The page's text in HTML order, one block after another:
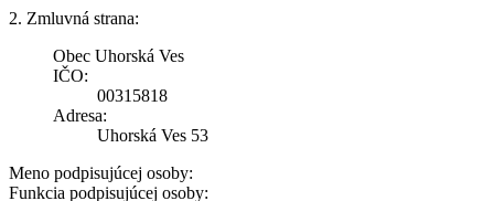
2. Zmluvná strana:
Obec Uhorská Ves
IČO:
00315818
Adresa:
Uhorská Ves 53
Meno podpisujúcej osoby:
Funkcia podpisujúcej osoby: